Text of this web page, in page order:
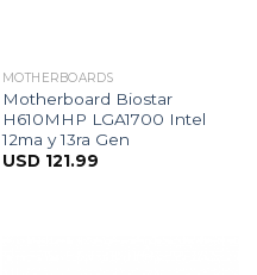
MOTHERBOARDS
Motherboard Biostar
H610MHP LGA1700 Intel
12ma y 13ra Gen
USD 121.99